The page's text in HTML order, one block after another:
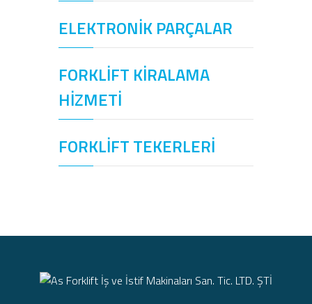
ELEKTRONİK PARÇALAR
FORKLİFT KİRALAMA
HİZMETİ
FORKLİFT TEKERLERİ